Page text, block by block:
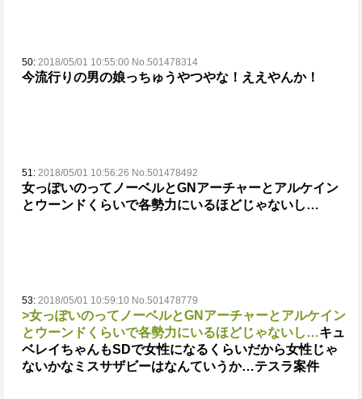
50: 2018/05/01 10:55:00 No.501478314
今流行りの男の娘っちゅうやつやな！ええやんか！
51: 2018/05/01 10:56:26 No.501478492
女っぽいのってノーベルとGNアーチャーとアルケイン
とウーンドくらいで各勢力にいるほどじゃないし…
53: 2018/05/01 10:59:10 No.501478779
>女っぽいのってノーベルとGNアーチャーとアルケイン
とウーンドくらいで各勢力にいるほどじゃないし…キュ
ベレイちゃんもSDで女性になるくらいだから女性じゃ
ないかなミスサザビーはなんていうか…テスラ案件